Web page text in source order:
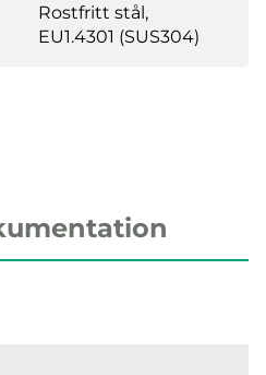
Rostfritt stål,
EU1.4301 (SUS304)